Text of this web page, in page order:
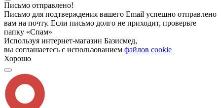
Письмо отправлено!
Письмо для подтверждения вашего Email успешно отправлено
вам на почту. Если письмо долго не приходит, проверьте
папку «Спам»
Используя интернет-магазин Базисмед,
вы соглашаетесь с использованием файлов cookie
Хорошо